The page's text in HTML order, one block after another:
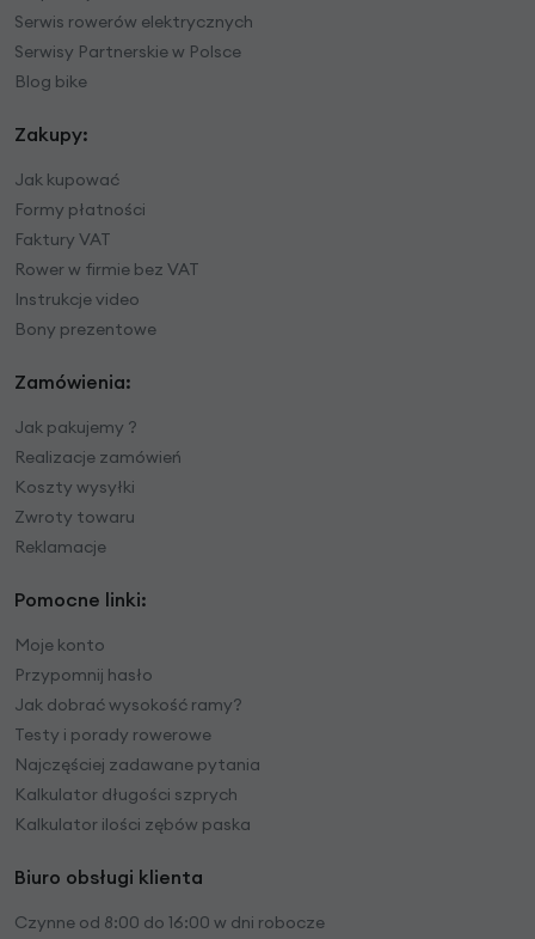
Serwis rowerów elektrycznych
Serwisy Partnerskie w Polsce
Blog bike
Zakupy:
Jak kupować
Formy płatności
Faktury VAT
Rower w firmie bez VAT
Instrukcje video
Bony prezentowe
Zamówienia:
Jak pakujemy ?
Realizacje zamówień
Koszty wysyłki
Zwroty towaru
Reklamacje
Pomocne linki:
Moje konto
Przypomnij hasło
Jak dobrać wysokość ramy?
Testy i porady rowerowe
Najczęściej zadawane pytania
Kalkulator długości szprych
Kalkulator ilości zębów paska
Biuro obsługi klienta
Czynne od 8:00 do 16:00 w dni robocze